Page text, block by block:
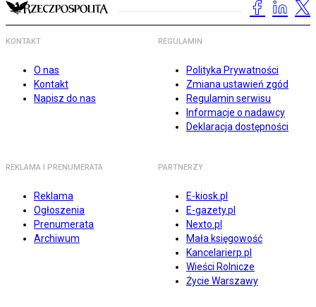
KONTAKT
O nas
Kontakt
Napisz do nas
REGULAMIN
Polityka Prywatności
Zmiana ustawień zgód
Regulamin serwisu
Informacje o nadawcy
Deklaracja dostępności
REKLAMA I PRENUMERATA
Reklama
Ogłoszenia
Prenumerata
Archiwum
PARTNERZY
E-kiosk.pl
E-gazety.pl
Nexto.pl
Mała księgowość
Kancelarierp.pl
Wieści Rolnicze
Życie Warszawy